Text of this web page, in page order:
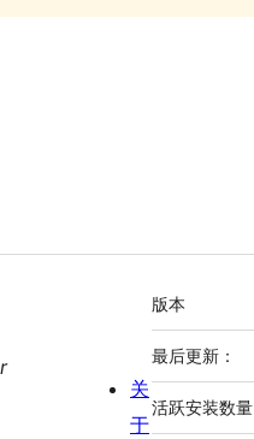
额
外
信
息
版本
最后更新：
活跃安装数量
关
于